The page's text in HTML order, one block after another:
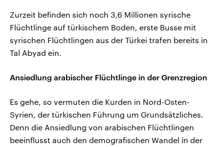
Zurzeit befinden sich noch 3,6 Millionen syrische
Flüchtlinge auf türkischem Boden, erste Busse mit
syrischen Flüchtlingen aus der Türkei trafen bereits in
Tal Abyad ein.
Ansiedlung arabischer Flüchtlinge in der Grenzregion
Es gehe, so vermuten die Kurden in Nord-Osten-
Syrien, der türkischen Führung um Grundsätzliches.
Denn die Ansiedlung von arabischen Flüchtlingen
beeinflusst auch den demografischen Wandel in der